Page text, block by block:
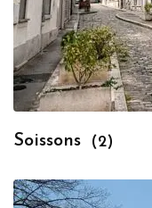
Soissons (2)